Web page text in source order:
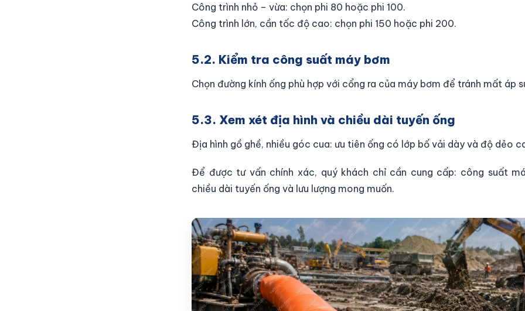
Công trình nhỏ – vừa: chọn phi 80 hoặc phi 100.
Công trình lớn, cần tốc độ cao: chọn phi 150 hoặc phi 200.
5.2. Kiểm tra công suất máy bơm
Chọn đường kính ống phù hợp với cổng ra của máy bơm để tránh mất áp
5.3. Xem xét địa hình và chiều dài tuyến ống
Địa hình gồ ghề, nhiều góc cua: ưu tiên ống có lớp bố vải dày và độ dẻo
Để được tư vấn chính xác, quý khách chỉ cần cung cấp: công suất
chiều dài tuyến ống và lưu lượng mong muốn.